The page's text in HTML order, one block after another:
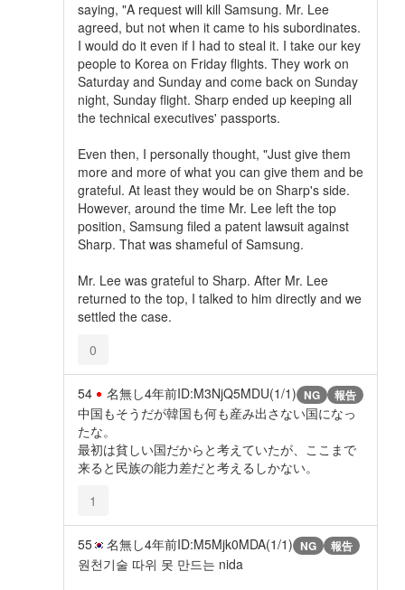
saying, "A request will kill Samsung. Mr. Lee
agreed, but not when it came to his subordinates.
I would do it even if I had to steal it. I take our key
people to Korea on Friday flights. They work on
Saturday and Sunday and come back on Sunday
night, Sunday flight. Sharp ended up keeping all
the technical executives' passports.
Even then, I personally thought, "Just give them
more and more of what you can give them and be
grateful. At least they would be on Sharp's side.
However, around the time Mr. Lee left the top
position, Samsung filed a patent lawsuit against
Sharp. That was shameful of Samsung.
Mr. Lee was grateful to Sharp. After Mr. Lee
returned to the top, I talked to him directly and we
settled the case.
0
54 名無し4年前ID:M3NjQ5MDU(1/1) NG 報告
中国もそうだが韓国も何も産み出さない国になっ
たな。
最初は貧しい国だからと考えていたが、ここまで
来ると民族の能力差だと考えるしかない。
1
55 名無し4年前ID:M5Mjk0MDA(1/1) NG 報告
원천기술 따위 못 만드는 nida